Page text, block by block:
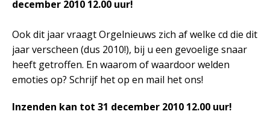
december 2010 12.00 uur!
Ook dit jaar vraagt Orgelnieuws zich af welke cd die dit
jaar verscheen (dus 2010!), bij u een gevoelige snaar
heeft getroffen. En waarom of waardoor welden
emoties op? Schrijf het op en mail het ons!
Inzenden kan tot 31 december 2010 12.00 uur!